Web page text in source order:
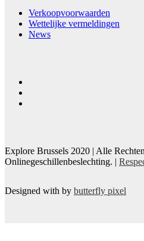
Verkoopvoorwaarden
Wettelijke vermeldingen
News
Explore Brussels 2020 | Alle
Onlinegeschillenbeslechting. |
Designed with by butterfly pixel